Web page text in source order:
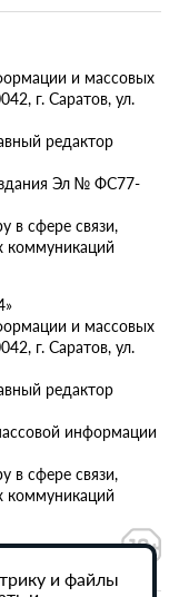
и массовых
г. Саратов, ул.
редактор
Эл № ФС77-
в сфере связи,
коммуникаций
и массовых
г. Саратов, ул.
редактор
информации
в сфере связи,
коммуникаций
данных
и файлы